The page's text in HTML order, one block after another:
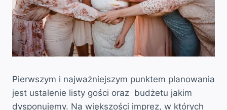
Pierwszym i najważniejszym punktem planowania
jest ustalenie listy gości oraz budżetu jakim
dysponujemy. Na większości imprez, w których